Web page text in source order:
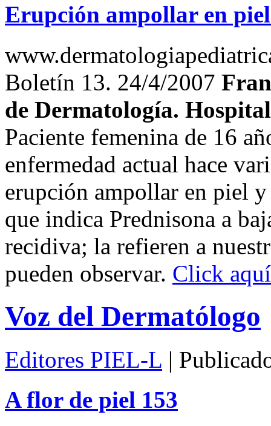
Erupción ampollar en
Boletín 13. 24/4/2007
de Dermatología.
Paciente femenina de 16
enfermedad actual hace
erupción ampollar en piel y
que indica Prednisona a
recidiva; la refieren a
pueden observar. Click
Voz del Dermatólogo
Editores PIEL-L |
A flor de piel 153